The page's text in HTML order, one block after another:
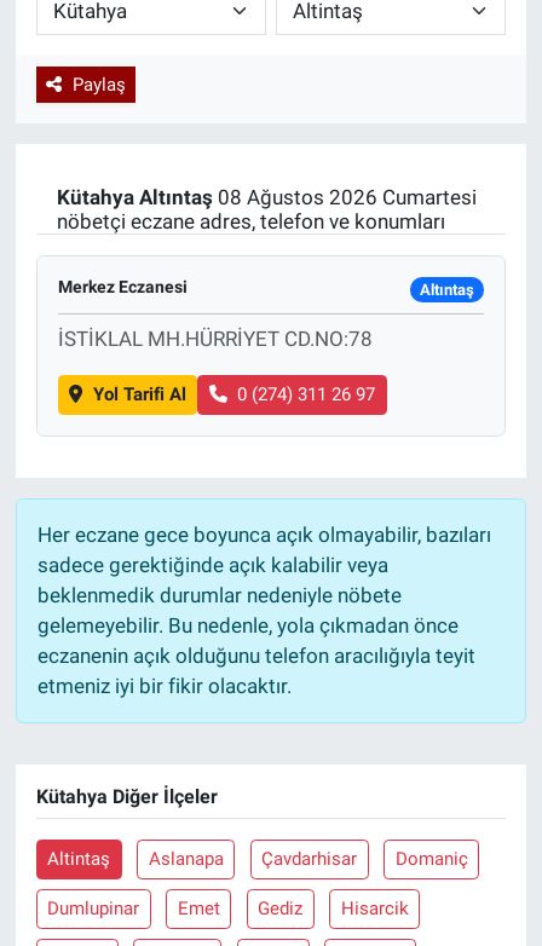
Paylaş
Kütahya Altıntaş 08 Ağustos 2026 Cumartesi
nöbetçi eczane adres, telefon ve konumları
Merkez Eczanesi Altıntaş
İSTİKLAL MH.HÜRRİYET CD.NO:78
Yol Tarifi Al 0 (274) 311 26 97
Her eczane gece boyunca açık olmayabilir, bazıları
sadece gerektiğinde açık kalabilir veya
beklenmedik durumlar nedeniyle nöbete
gelemeyebilir. Bu nedenle, yola çıkmadan önce
eczanenin açık olduğunu telefon aracılığıyla teyit
etmeniz iyi bir fikir olacaktır.
Kütahya Diğer İlçeler
Altintaş Aslanapa Çavdarhisar Domaniç
Dumlupinar Emet Gediz Hisarcik